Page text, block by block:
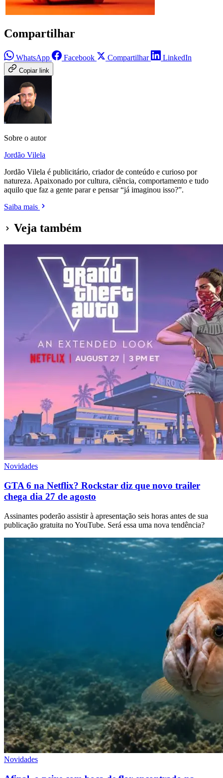
Compartilhar
WhatsApp Facebook Compartilhar LinkedIn
Copiar link
Sobre o autor
Jordão Vilela
Jordão Vilela é publicitário, criador de conteúdo e curioso por
natureza. Apaixonado por cultura, ciência, comportamento e tudo
aquilo que faz a gente parar e pensar “já imaginou isso?”.
Saiba mais
Veja também
Novidades
GTA 6 na Netflix? Rockstar diz que novo trailer
chega dia 27 de agosto
Assinantes poderão assistir à apresentação seis horas antes de sua
publicação gratuita no YouTube. Será essa uma nova tendência?
Novidades